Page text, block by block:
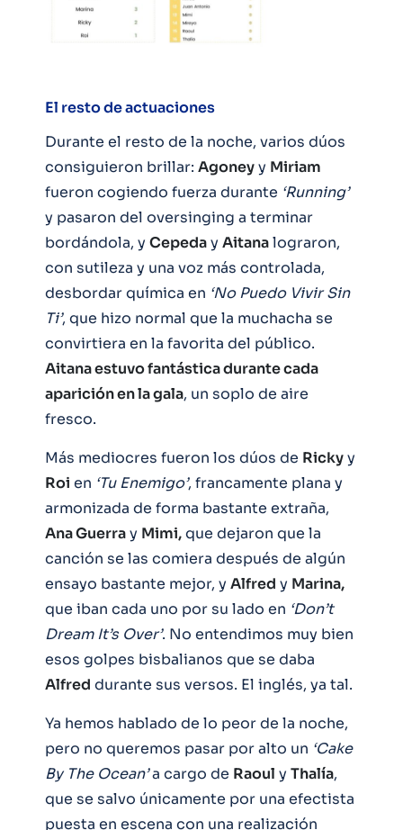
El resto de actuaciones
Durante el resto de la noche, varios dúos
consiguieron brillar: Agoneyy Miriam
fueron cogiendo fuerza durante ‘Running’
y pasaron del oversinging a terminar
bordándola, y Cepeday Aitanalograron,
con sutileza y una voz más controlada,
desbordar química en ‘No Puedo Vivir Sin
Ti’, que hizo normal que la muchacha se
convirtiera en la favorita del público.
Aitana estuvo fantástica durante cada
aparición en la gala, un soplo de aire
fresco.
Más mediocres fueron los dúos de Rickyy
Roi en ‘Tu Enemigo’, francamente plana y
armonizada de forma bastante extraña,
Ana Guerray Mimi,que dejaron que la
canción se las comiera después de algún
ensayo bastante mejor, y Alfred y Marina,
que iban cada uno por su lado en ‘Don’t
Dream It’s Over’. No entendimos muy bien
esos golpes bisbalianos que se daba
Alfred durante sus versos. El inglés, ya tal.
Ya hemos hablado de lo peor de la noche,
pero no queremos pasar por alto un ‘Cake
By The Ocean’a cargo de Raoul y Thalía,
que se salvo únicamente por una efectista
puesta en escena con una realización